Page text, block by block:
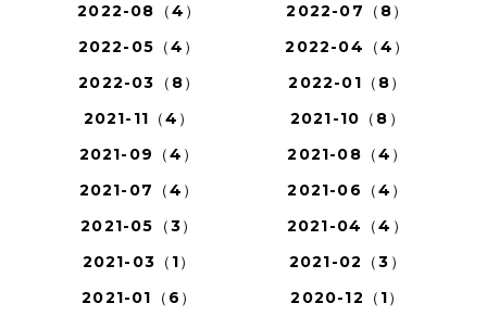
2022-08（4）
2022-07（8）
2022-05（4）
2022-04（4）
2022-03（8）
2022-01（8）
2021-11（4）
2021-10（8）
2021-09（4）
2021-08（4）
2021-07（4）
2021-06（4）
2021-05（3）
2021-04（4）
2021-03（1）
2021-02（3）
2021-01（6）
2020-12（1）